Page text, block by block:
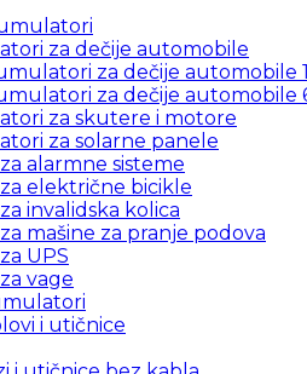
za dečije automobile
za dečije automobile
za dečije automobile
za skutere i motore
za solarne panele
alarmne sisteme
električne bicikle
invalidska kolica
mašine za pranje podova
UPS
vage
i utičnice